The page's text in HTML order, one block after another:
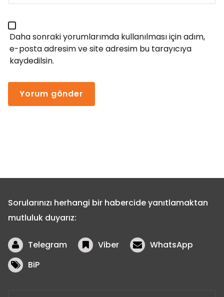
Daha sonraki yorumlarımda kullanılması için adım,
e-posta adresim ve site adresim bu tarayıcıya
kaydedilsin.
Sorularınızı herhangi bir habercide yanıtlamaktan
mutluluk duyarız:
Telegram Viber
WhatsApp
BiP